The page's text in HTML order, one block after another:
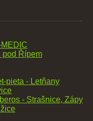
pod Řípem
pieta - Letňany
- Strašnice, Zápy